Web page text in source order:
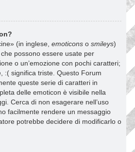
(in inglese, emoticons o smileys)
possono essere usate per
o un’emozione con pochi caratteri;
:( significa triste. Questo Forum
queste serie di caratteri in
delle emoticon è visibile nella
Cerca di non esagerare nell’uso
facilmente rendere un messaggio
potrebbe decidere di modificarlo o